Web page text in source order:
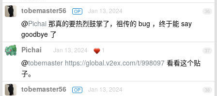
36
tobemaster56 OP Jan 13, 2024
@Pichai 那真的要热烈鼓掌了，祖传的 bug ，终于能 say
goodbye 了
37
Pichai Jan 13, 2024 1
@tobemaster https://global.v2ex.com/t/998097 看看这个贴
子。
38
tobemaster56 OP Jan 13, 2024